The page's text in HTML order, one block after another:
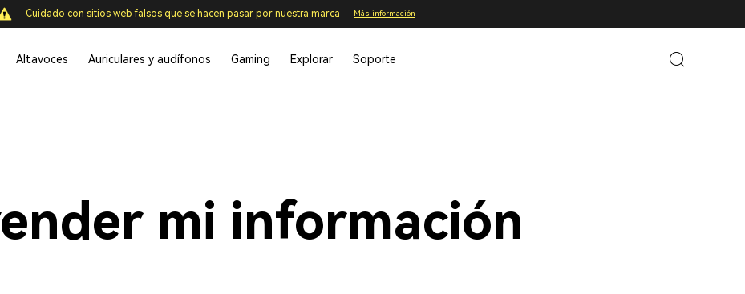
Cuidado con sitios web falsos que se hacen pasar por nuestra marca Más información
Altavoces Auriculares y audífonos Gaming Explorar Soporte
mi información